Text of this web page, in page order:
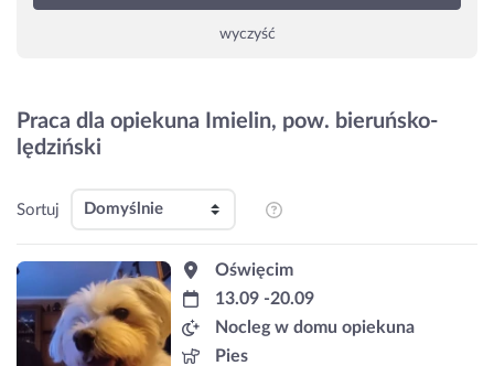
wyczyść
Praca dla opiekuna Imielin, pow. bieruńsko-
lędziński
Sortuj
Oświęcim
13.09 -20.09
Nocleg w domu opiekuna
Pies